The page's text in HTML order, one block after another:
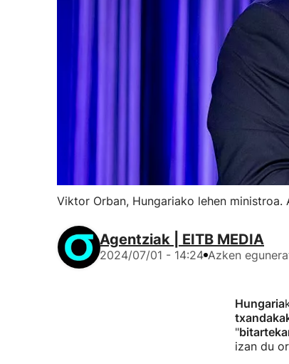
Viktor Orban, Hungariako lehen ministroa.
Agentziak | EITB MEDIA
2024/07/01 - 14:24 Azken
Hungaria
"
izan du